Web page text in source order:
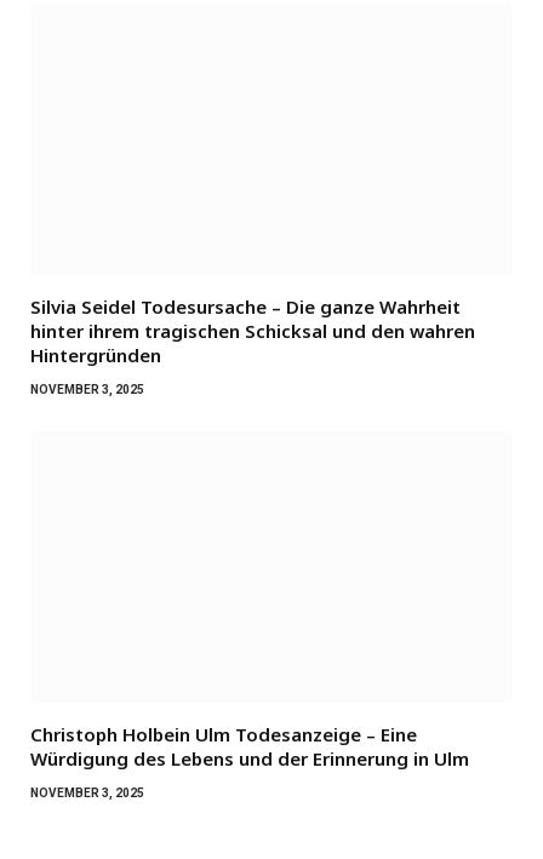
Silvia Seidel Todesursache – Die ganze Wahrheit
hinter ihrem tragischen Schicksal und den wahren
Hintergründen
NOVEMBER 3, 2025
Christoph Holbein Ulm Todesanzeige – Eine
Würdigung des Lebens und der Erinnerung in Ulm
NOVEMBER 3, 2025